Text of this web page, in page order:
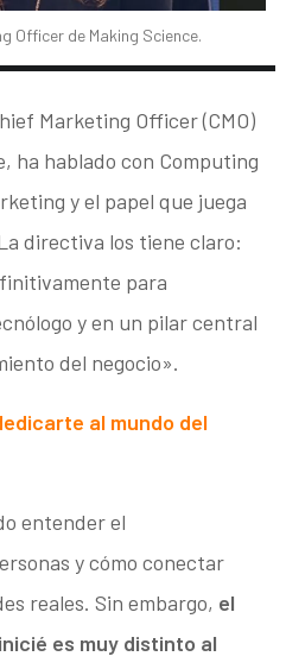
Officer de Making Science.
Marketing Officer (CMO)
ha hablado con Computing
y el papel que juega
directiva los tiene claro:
para
y en un pilar central
del negocio».
al mundo del
entender el
y cómo conectar
reales. Sin embargo, el
es muy distinto al